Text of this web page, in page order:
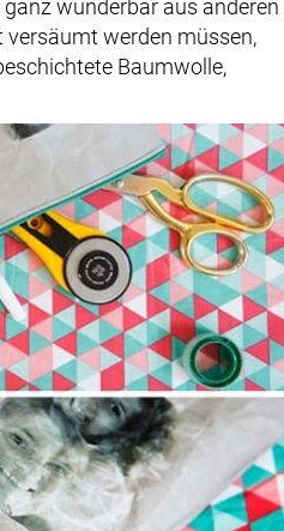
wunderbar aus anderen
versäumt werden müssen,
Baumwolle,